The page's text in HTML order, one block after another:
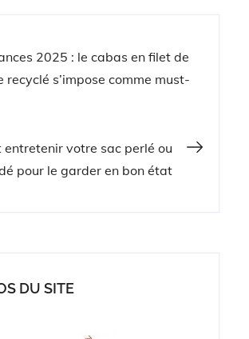
2025 : le cabas en filet de
recyclé s’impose comme must-
entretenir votre sac perlé ou
pour le garder en bon état
DU SITE